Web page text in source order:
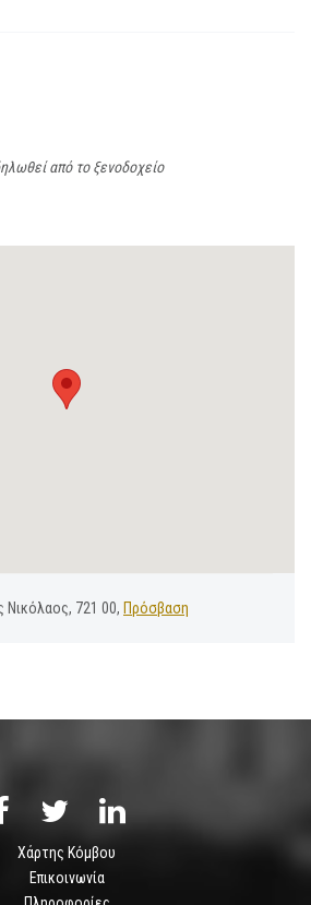
από το ξενοδοχείο
721 00, Πρόσβαση
Χάρτης Κόμβου
Επικοινωνία